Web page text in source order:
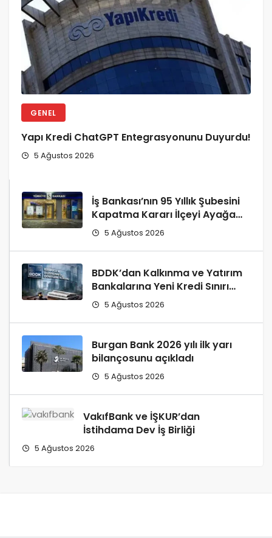
GENEL
Yapı Kredi ChatGPT Entegrasyonunu Duyurdu!
5 Ağustos 2026
İş Bankası’nın 95 Yıllık Şubesini
Kapatma Kararı İlçeyi Ayağa
Kaldırdı!
5 Ağustos 2026
BDDK’dan Kalkınma ve Yatırım
Bankalarına Yeni Kredi Sınırı
Düzenlemesi!
5 Ağustos 2026
Burgan Bank 2026 yılı ilk yarı
bilançosunu açıkladı
5 Ağustos 2026
VakıfBank ve İŞKUR’dan
İstihdama Dev İş Birliği
5 Ağustos 2026